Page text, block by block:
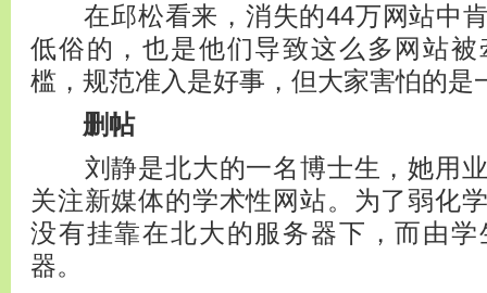
在邱松看来，消失的44万网站中肯
低俗的，也是他们导致这么多网站
槛，规范准入是好事，但大家害怕的是
删帖
刘静是北大的一名博士生，她用业
关注新媒体的学术性网站。为了弱化
没有挂靠在北大的服务器下，而由
器。